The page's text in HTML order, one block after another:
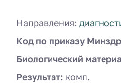
Направления:
Код по приказу
Биологический
Результат: комп.